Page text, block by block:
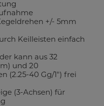
+/- 5mm
Keilleisten einfach
kann aus 32
und 20
(2.25-40 Gg/1") frei
(3-Achsen) für